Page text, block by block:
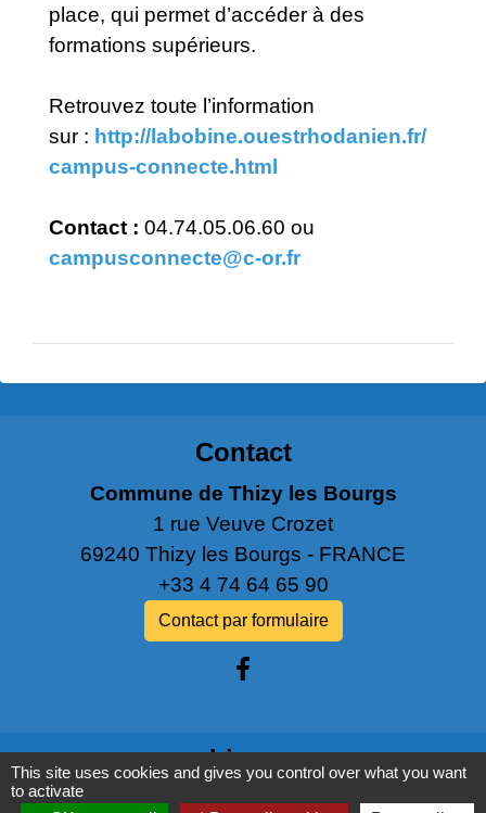
place, qui permet d’accéder à des
formations supérieurs.
Retrouvez toute l’information
sur : http://labobine.ouestrhodanien.fr/
campus-connecte.html
Contact : 04.74.05.06.60 ou
campusconnecte@c-or.fr
Contact
Commune de Thizy les Bourgs
1 rue Veuve Crozet
69240 Thizy les Bourgs - FRANCE
+33 4 74 64 65 90
Contact par formulaire
Liens
PANNEAU POCKET
This site uses cookies and gives you control over what you want
to activate